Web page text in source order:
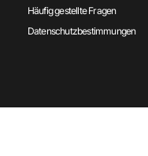
Häufig gestellte Fragen
Datenschutzbestimmungen